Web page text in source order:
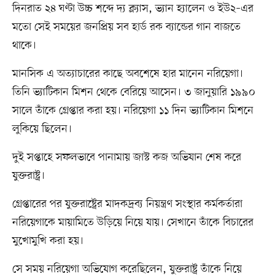
দিনরাত ২৪ ঘণ্টা উচ্চ শব্দে দ্য ক্ল্যাস, ভ্যান হ্যালেন ও ইউ২–এর
মতো সেই সময়ের জনপ্রিয় সব হার্ড রক ব্যান্ডের গান বাজতে
থাকে।
মানসিক এ অত্যাচারের কাছে অবশেষে হার মানেন নরিয়েগা।
তিনি ভ্যাটিকান মিশন থেকে বেরিয়ে আসেন। ৩ জানুয়ারি ১৯৯০
সালে তাঁকে গ্রেপ্তার করা হয়। নরিয়েগা ১১ দিন ভ্যাটিকান মিশনে
লুকিয়ে ছিলেন।
দুই সপ্তাহে সফলভাবে পানামায় জাস্ট কজ অভিযান শেষ করে
যুক্তরাষ্ট্র।
গ্রেপ্তারের পর যুক্তরাষ্ট্রের মাদকদ্রব্য নিয়ন্ত্রণ সংস্থার কর্মকর্তারা
নরিয়েগাকে মায়ামিতে উড়িয়ে নিয়ে যায়। সেখানে তাঁকে বিচারের
মুখোমুখি করা হয়।
সে সময় নরিয়েগা অভিযোগ করেছিলেন, যুক্তরাষ্ট্র তাঁকে নিয়ে